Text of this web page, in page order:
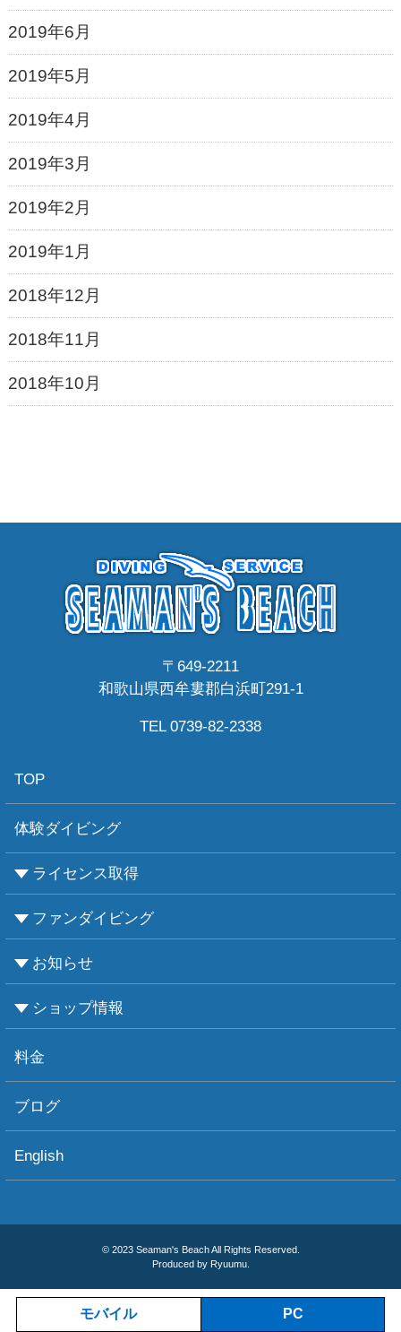
2019年6月
2019年5月
2019年4月
2019年3月
2019年2月
2019年1月
2018年12月
2018年11月
2018年10月
〒649-2211
和歌山県西牟婁郡白浜町291-1
TEL 0739-82-2338
TOP
体験ダイビング
ライセンス取得
CMASについて
PADIについて
Ｃカードライセンス取得
レベルアップCMAS
レベルアップPADI
インストラクターコース
エンリッチド・エア・ナイトロックス講習
ファンダイビング
ビーチダイビング
ボートダイビング
セルフダイビング
レンタル器材
お知らせ
お知らせ
お天気情報
フォトグラフィ
ツアー情報
ショップ情報
ショップ情報
アクセス
ダイビングポイント
ショップボート「かもめ」
スタッフ紹介
宿泊施設
リンク集
お問い合わせ
料金
ブログ
English
© 2023 Seaman's Beach All Rights Reserved.
Produced by Ryuumu.
モバイル PC